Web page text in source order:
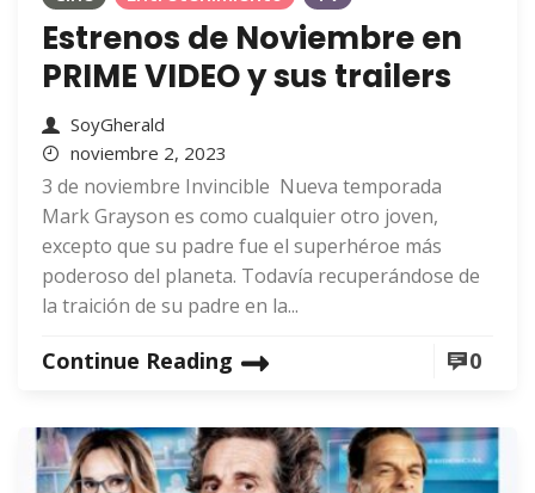
Estrenos de Noviembre en
PRIME VIDEO y sus trailers
SoyGherald
noviembre 2, 2023
3 de noviembre Invincible Nueva temporada
Mark Grayson es como cualquier otro joven,
excepto que su padre fue el superhéroe más
poderoso del planeta. Todavía recuperándose de
la traición de su padre en la...
Continue Reading 0